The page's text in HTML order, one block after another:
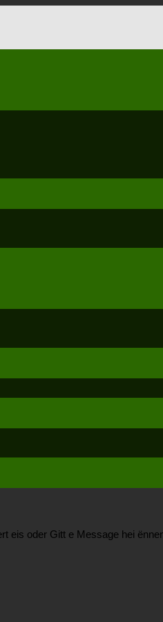
eis oder Gitt e Message hei